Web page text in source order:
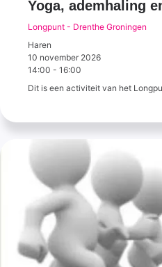
Yoga, ademhaling
Longpunt - Drenthe Groningen
Haren
10 november 2026
14:00 - 16:00
Dit is een activiteit van het